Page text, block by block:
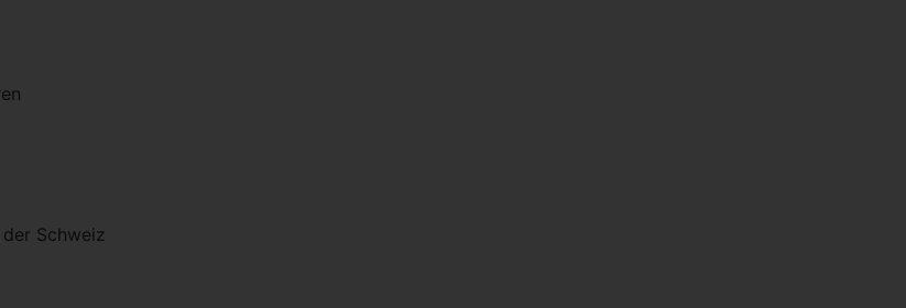
Schweiz